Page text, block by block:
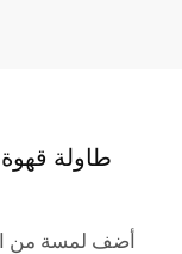
طاولة
أضف لمسة من